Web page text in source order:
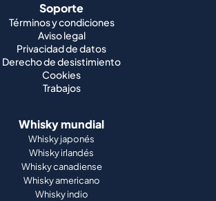
Soporte
Términos y condiciones
Aviso legal
Privacidad de datos
Derecho de desistimiento
Cookies
Trabajos
Whisky mundial
Whisky japonés
Whisky irlandés
Whisky canadiense
Whisky americano
Whisky indio